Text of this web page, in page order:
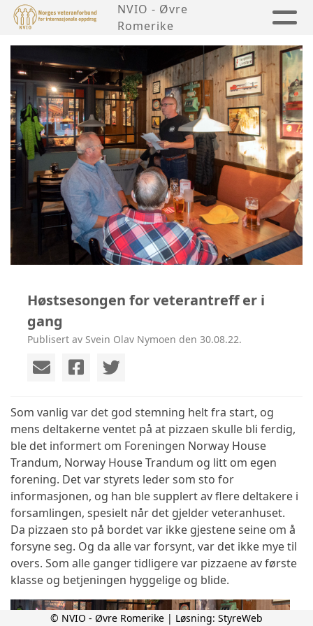
NVIO - Øvre
Romerike
Høstsesongen for veterantreff er i
gang
Publisert av Svein Olav Nymoen den 30.08.22.
Som vanlig var det god stemning helt fra start, og
mens deltakerne ventet på at pizzaen skulle bli ferdig,
ble det informert om Foreningen Norway House
Trandum, Norway House Trandum og litt om egen
forening. Det var styrets leder som sto for
informasjonen, og han ble supplert av flere deltakere i
forsamlingen, spesielt når det gjelder veteranhuset.
Da pizzaen sto på bordet var ikke gjestene seine om å
forsyne seg. Og da alle var forsynt, var det ikke mye til
overs. Som alle ganger tidligere var pizzaene av første
klasse og betjeningen hyggelige og blide.
© NVIO - Øvre Romerike | Løsning: StyreWeb